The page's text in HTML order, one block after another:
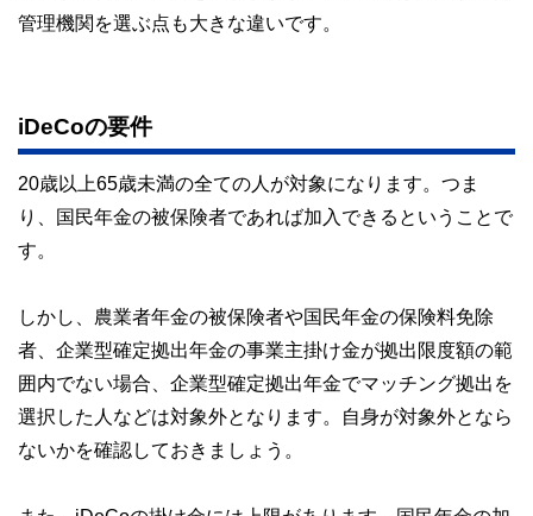
管理機関を選ぶ点も大きな違いです。
iDeCoの要件
20歳以上65歳未満の全ての人が対象になります。つま
り、国民年金の被保険者であれば加入できるということで
す。
しかし、農業者年金の被保険者や国民年金の保険料免除
者、企業型確定拠出年金の事業主掛け金が拠出限度額の範
囲内でない場合、企業型確定拠出年金でマッチング拠出を
選択した人などは対象外となります。自身が対象外となら
ないかを確認しておきましょう。